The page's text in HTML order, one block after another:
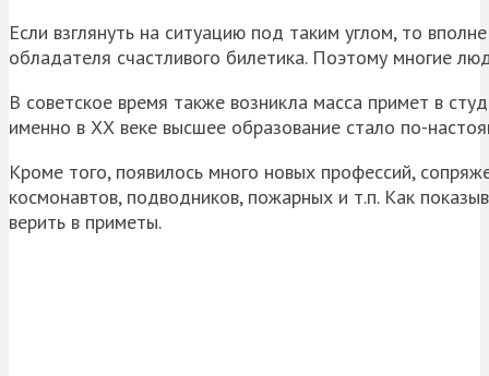
Если взглянуть на ситуацию под таким углом, то
обладателя счастливого билетика. Поэтому многие
В советское время также возникла масса примет в
именно в ХХ веке высшее образование стало по-
Кроме того, появилось много новых профессий,
космонавтов, подводников, пожарных и т.п. Как
верить в приметы.